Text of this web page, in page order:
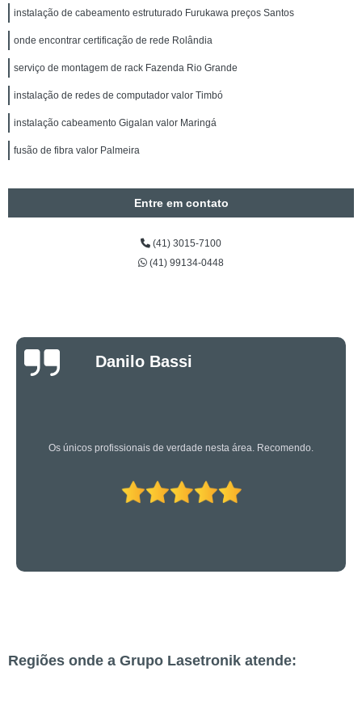
instalação de cabeamento estruturado Furukawa preços Santos
onde encontrar certificação de rede Rolândia
serviço de montagem de rack Fazenda Rio Grande
instalação de redes de computador valor Timbó
instalação cabeamento Gigalan valor Maringá
fusão de fibra valor Palmeira
Entre em contato
(41) 3015-7100
(41) 99134-0448
Luciano Rueda
Oliveira
Os caras são bons mesmo! Profissionais de primeira!
Regiões onde a Grupo Lasetronik atende: